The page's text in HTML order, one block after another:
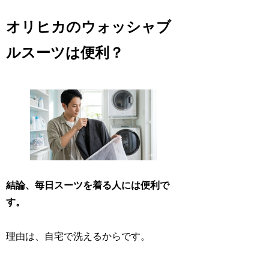
オリヒカのウォッシャブ
ルスーツは便利？
結論、毎日スーツを着る人には便利で
す。
理由は、自宅で洗えるからです。